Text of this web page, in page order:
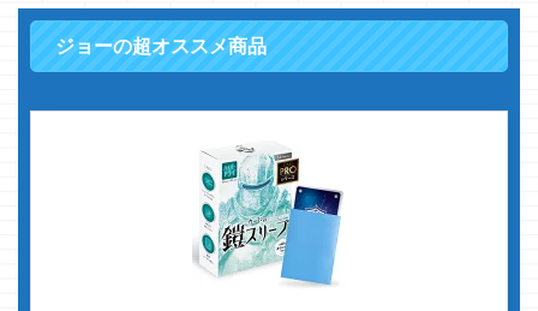
ジョーの超オススメ商品